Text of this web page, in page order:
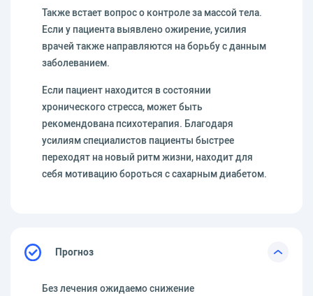
Также встает вопрос о контроле за массой тела.
Если у пациента выявлено ожирение, усилия
врачей также направляются на борьбу с данным
заболеванием.
Если пациент находится в состоянии
хронического стресса, может быть
рекомендована психотерапия. Благодаря
усилиям специалистов пациенты быстрее
переходят на новый ритм жизни, находит для
себя мотивацию бороться с сахарным диабетом.
Прогноз
Без лечения ожидаемо снижение